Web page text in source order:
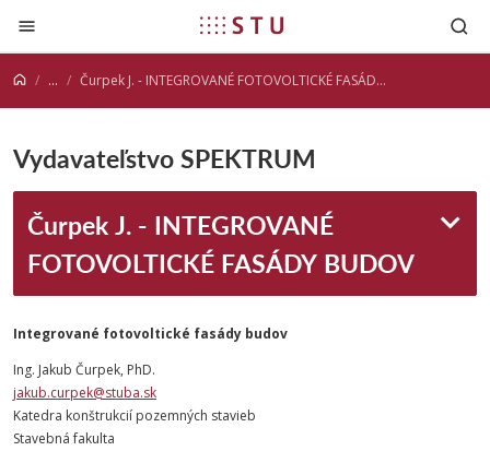
Prejsť na obsah
... Čurpek J. - INTEGROVANÉ FOTOVOLTICKÉ FASÁDY BUDOV
Vydavateľstvo SPEKTRUM
Čurpek J. - INTEGROVANÉ
FOTOVOLTICKÉ FASÁDY BUDOV
Integrované fotovoltické fasády budov
Ing. Jakub Čurpek, PhD.
jakub.curpek@stuba.sk
Katedra konštrukcií pozemných stavieb
Stavebná fakulta